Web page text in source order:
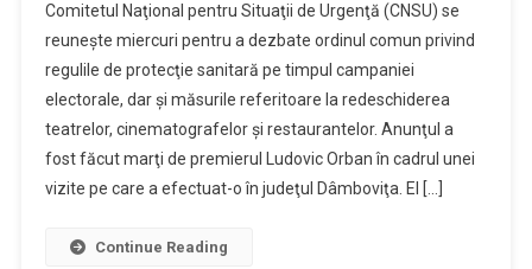
Comitetul Naţional pentru Situaţii de Urgenţă (CNSU) se
reuneşte miercuri pentru a dezbate ordinul comun privind
regulile de protecţie sanitară pe timpul campaniei
electorale, dar şi măsurile referitoare la redeschiderea
teatrelor, cinematografelor şi restaurantelor. Anunţul a
fost făcut marţi de premierul Ludovic Orban în cadrul unei
vizite pe care a efectuat-o în judeţul Dâmboviţa. El […]
Continue Reading